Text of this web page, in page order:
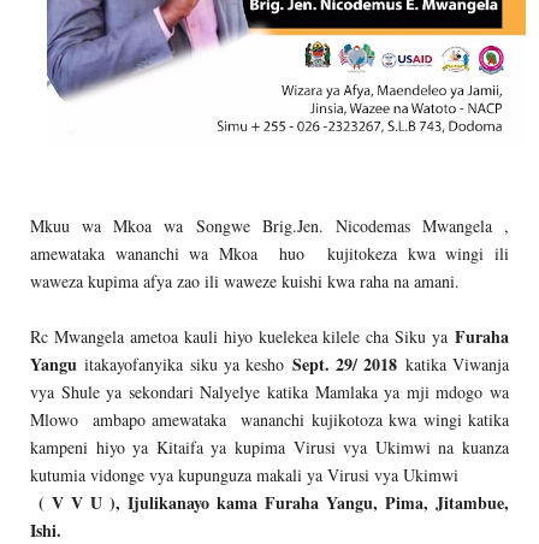
Mkuu wa Mkoa wa Songwe Brig.Jen. Nicodemas Mwangela ,
amewataka wananchi wa Mkoa huo kujitokeza kwa wingi ili
waweza kupima afya zao ili waweze kuishi kwa raha na amani.
Rc Mwangela ametoa kauli hiyo kuelekea kilele cha Siku ya Furaha
Yanguitakayofanyika siku ya kesho Sept. 29/ 2018 katika Viwanja
vya Shule ya sekondari Nalyelye katika Mamlaka ya mji mdogo wa
Mlowo ambapo amewataka wananchi kujikotoza kwa wingi katika
kampeni hiyo ya Kitaifa ya kupima Virusi vya Ukimwi na kuanza
kutumia vidonge vya kupunguza makali ya Virusi vya Ukimwi
( V V U ), Ijulikanayo kama Furaha Yangu, Pima, Jitambue,
Ishi.